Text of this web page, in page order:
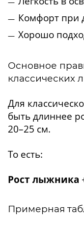
Комфорт при
Хорошо
Основное
классических
Для
быть длиннее
20–25 см.
То есть:
Рост лыжника
Примерная